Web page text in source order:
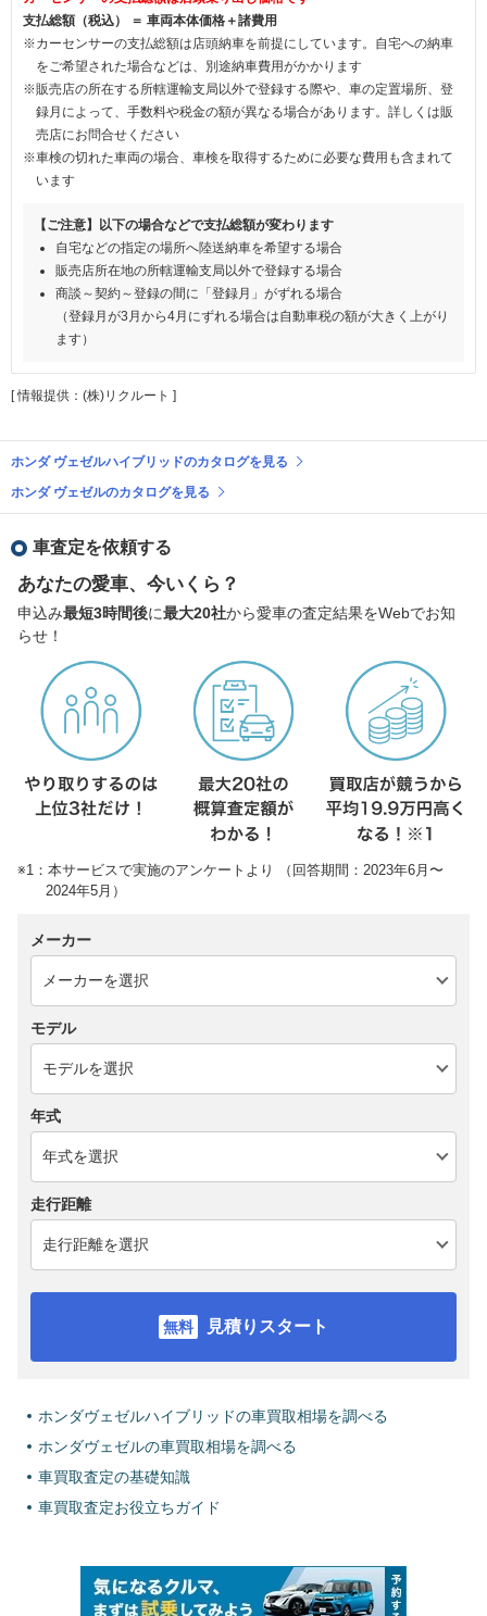
支払総額（税込） ＝ 車両本体価格＋諸費用
※カーセンサーの支払総額は店頭納車を前提にしています。自宅への納車
をご希望された場合などは、別途納車費用がかかります
※販売店の所在する所轄運輸支局以外で登録する際や、車の定置場所、登
録月によって、手数料や税金の額が異なる場合があります。詳しくは販
売店にお問合せください
※車検の切れた車両の場合、車検を取得するために必要な費用も含まれて
います
【ご注意】以下の場合などで支払総額が変わります
自宅などの指定の場所へ陸送納車を希望する場合
販売店所在地の所轄運輸支局以外で登録する場合
商談～契約～登録の間に「登録月」がずれる場合
（登録月が3月から4月にずれる場合は自動車税の額が大きく上がり
ます）
[ 情報提供：(株)リクルート ]
ホンダ ヴェゼルハイブリッドのカタログを見る
ホンダ ヴェゼルのカタログを見る
車査定を依頼する
あなたの愛車、今いくら？
申込み最短3時間後に最大20社から愛車の査定結果をWebでお知
らせ！
※1：本サービスで実施のアンケートより （回答期間：2023年6月〜
2024年5月）
メーカー
モデル
年式
走行距離
見積りスタート
ホンダヴェゼルハイブリッドの車買取相場を調べる
ホンダヴェゼルの車買取相場を調べる
車買取査定の基礎知識
車買取査定お役立ちガイド